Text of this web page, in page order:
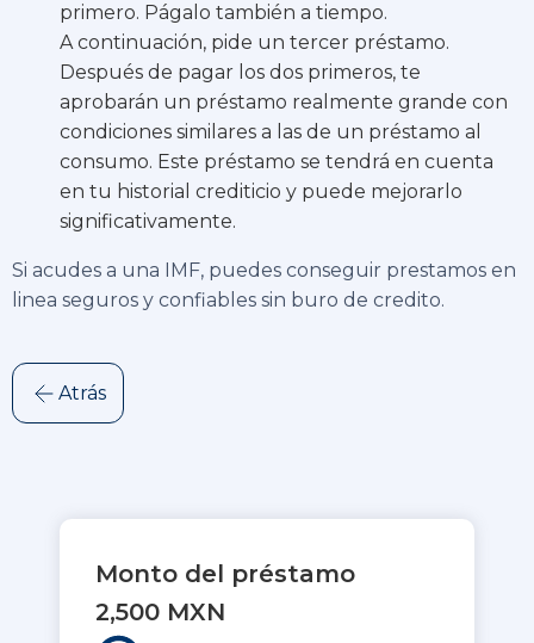
primero. Págalo también a tiempo.
A continuación, pide un tercer préstamo.
Después de pagar los dos primeros, te
aprobarán un préstamo realmente grande con
condiciones similares a las de un préstamo al
consumo. Este préstamo se tendrá en cuenta
en tu historial crediticio y puede mejorarlo
significativamente.
Si acudes a una IMF, puedes conseguir prestamos en
linea seguros y confiables sin buro de credito.
Atrás
Monto del préstamo
2,500 MXN